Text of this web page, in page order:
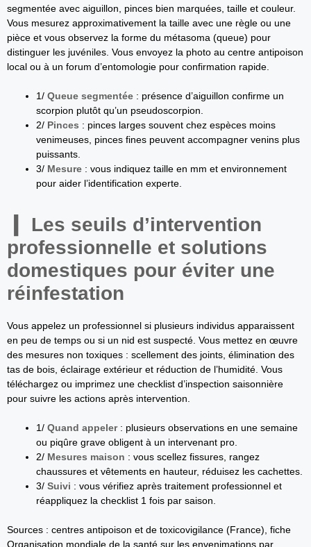
segmentée avec aiguillon, pinces bien marquées, taille et couleur.
Vous mesurez approximativement la taille avec une règle ou une
pièce et vous observez la forme du métasoma (queue) pour
distinguer les juvéniles. Vous envoyez la photo au centre antipoison
local ou à un forum d’entomologie pour confirmation rapide.
1/ Queue segmentée : présence d’aiguillon confirme un
scorpion plutôt qu’un pseudoscorpion.
2/ Pinces : pinces larges souvent chez espèces moins
venimeuses, pinces fines peuvent accompagner venins plus
puissants.
3/ Mesure : vous indiquez taille en mm et environnement
pour aider l’identification experte.
Les seuils d’intervention
professionnelle et solutions
domestiques pour éviter une
réinfestation
Vous appelez un professionnel si plusieurs individus apparaissent
en peu de temps ou si un nid est suspecté. Vous mettez en œuvre
des mesures non toxiques : scellement des joints, élimination des
tas de bois, éclairage extérieur et réduction de l’humidité. Vous
téléchargez ou imprimez une checklist d’inspection saisonnière
pour suivre les actions après intervention.
1/ Quand appeler: plusieurs observations en une semaine
ou piqûre grave obligent à un intervenant pro.
2/ Mesures maison : vous scellez fissures, rangez
chaussures et vêtements en hauteur, réduisez les cachettes.
3/ Suivi : vous vérifiez après traitement professionnel et
réappliquez la checklist 1 fois par saison.
Sources : centres antipoison et de toxicovigilance (France), fiche
Organisation mondiale de la santé sur les envenimations par